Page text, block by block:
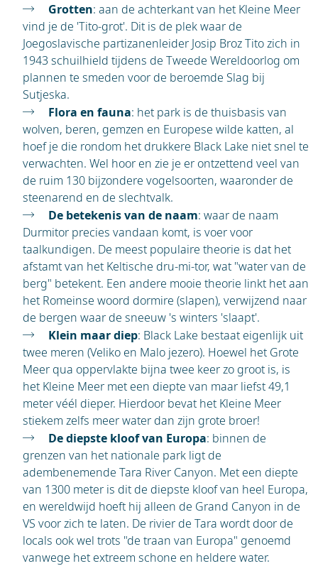
Grotten: aan de achterkant van het Kleine Meer
vind je de 'Tito-grot'. Dit is de plek waar de
Joegoslavische partizanenleider Josip Broz Tito zich in
1943 schuilhield tijdens de Tweede Wereldoorlog om
plannen te smeden voor de beroemde Slag bij
Sutjeska.
Flora en fauna: het park is de thuisbasis van
wolven, beren, gemzen en Europese wilde katten, al
hoef je die rondom het drukkere Black Lake niet snel te
verwachten. Wel hoor en zie je er ontzettend veel van
de ruim 130 bijzondere vogelsoorten, waaronder de
steenarend en de slechtvalk.
De betekenis van de naam: waar de naam
Durmitor precies vandaan komt, is voer voor
taalkundigen. De meest populaire theorie is dat het
afstamt van het Keltische dru-mi-tor, wat "water van de
berg" betekent. Een andere mooie theorie linkt het aan
het Romeinse woord dormire (slapen), verwijzend naar
de bergen waar de sneeuw 's winters 'slaapt'.
Klein maar diep: Black Lake bestaat eigenlijk uit
twee meren (Veliko en Malo jezero). Hoewel het Grote
Meer qua oppervlakte bijna twee keer zo groot is, is
het Kleine Meer met een diepte van maar liefst 49,1
meter véél dieper. Hierdoor bevat het Kleine Meer
stiekem zelfs meer water dan zijn grote broer!
De diepste kloof van Europa: binnen de
grenzen van het nationale park ligt de
adembenemende Tara River Canyon. Met een diepte
van 1300 meter is dit de diepste kloof van heel Europa,
en wereldwijd hoeft hij alleen de Grand Canyon in de
VS voor zich te laten. De rivier de Tara wordt door de
locals ook wel trots "de traan van Europa" genoemd
vanwege het extreem schone en heldere water.